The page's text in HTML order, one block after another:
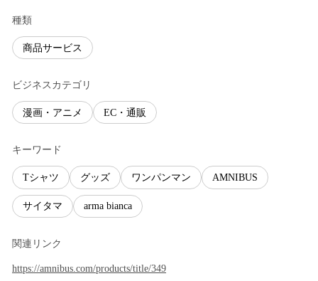
種類
商品サービス
ビジネスカテゴリ
漫画・アニメ EC・通販
キーワード
Tシャツ グッズ ワンパンマン AMNIBUS
サイタマ arma bianca
関連リンク
https://amnibus.com/products/title/349